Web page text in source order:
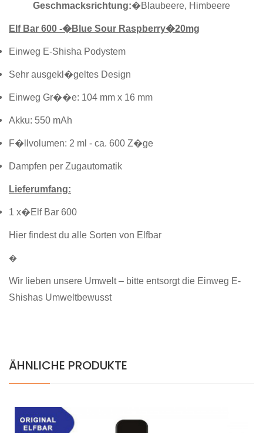
Geschmacksrichtung:�Blaubeere, Himbeere
Elf Bar 600 -�Blue Sour Raspberry�20mg
Einweg E-Shisha Podystem
Sehr ausgekl�geltes Design
Einweg Gr��e: 104 mm x 16 mm
Akku: 550 mAh
F�llvolumen: 2 ml - ca. 600 Z�ge
Dampfen per Zugautomatik
Lieferumfang:
1 x�Elf Bar 600
Hier findest du alle Sorten von Elfbar
�
Wir lieben unsere Umwelt – bitte entsorgt die Einweg E-
Shishas Umweltbewusst
ÄHNLICHE PRODUKTE